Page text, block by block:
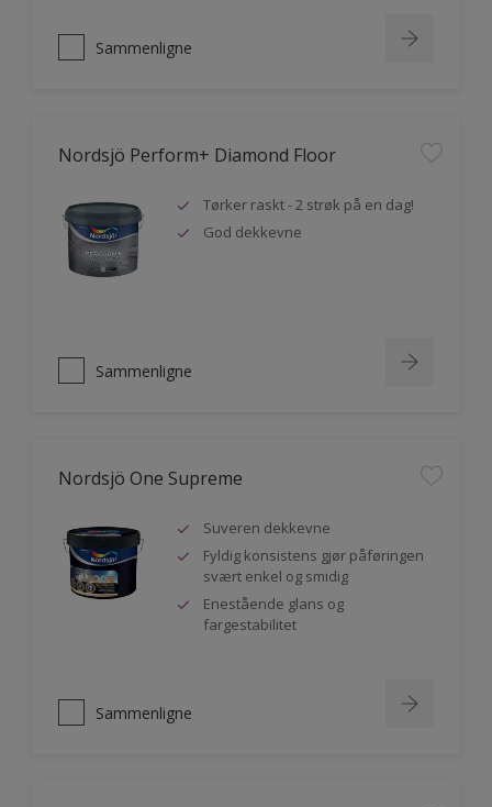
Sammenligne
Nordsjö Perform+ Diamond Floor
Tørker raskt - 2 strøk på en dag!
God dekkevne
Sammenligne
Nordsjö One Supreme
Suveren dekkevne
Fyldig konsistens gjør påføringen
svært enkel og smidig
Enestående glans og
fargestabilitet
Sammenligne